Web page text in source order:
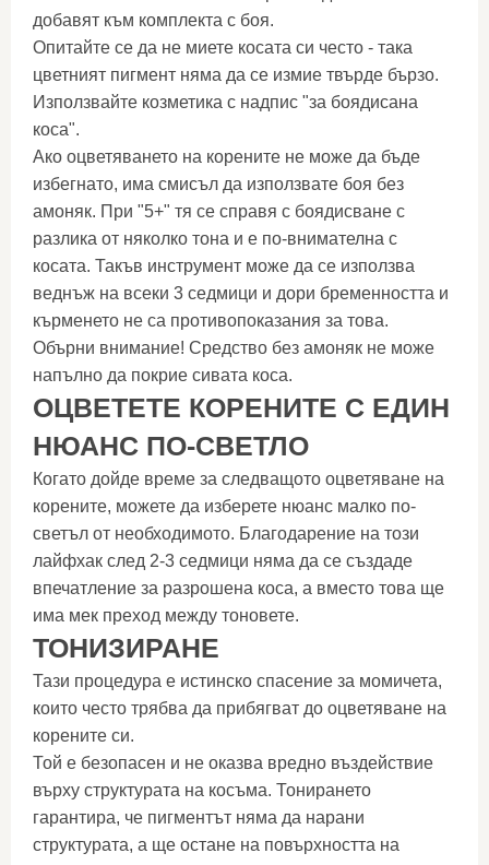
добавят към комплекта с боя.
Опитайте се да не миете косата си често - така
цветният пигмент няма да се измие твърде бързо.
Използвайте козметика с надпис "за боядисана
коса".
Ако оцветяването на корените не може да бъде
избегнато, има смисъл да използвате боя без
амоняк. При "5+" тя се справя с боядисване с
разлика от няколко тона и е по-внимателна с
косата. Такъв инструмент може да се използва
веднъж на всеки 3 седмици и дори бременността и
кърменето не са противопоказания за това.
Обърни внимание! Средство без амоняк не може
напълно да покрие сивата коса.
ОЦВЕТЕТЕ КОРЕНИТЕ С ЕДИН
НЮАНС ПО-СВЕТЛО
Когато дойде време за следващото оцветяване на
корените, можете да изберете нюанс малко по-
светъл от необходимото. Благодарение на този
лайфхак след 2-3 седмици няма да се създаде
впечатление за разрошена коса, а вместо това ще
има мек преход между тоновете.
ТОНИЗИРАНЕ
Тази процедура е истинско спасение за момичета,
които често трябва да прибягват до оцветяване на
корените си.
Той е безопасен и не оказва вредно въздействие
върху структурата на косъма. Тонирането
гарантира, че пигментът няма да нарани
структурата, а ще остане на повърхността на